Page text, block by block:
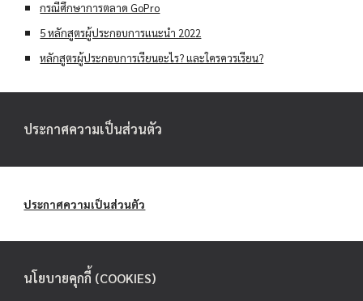
กรณีศึกษาการตลาด GoPro
5 หลักสูตรผู้ประกอบการแนะนำ 2022
หลักสูตรผู้ประกอบการเรียนอะไร? และใครควรเรียน?
ประกาศความเป็นส่วนตัว
ประกาศความเป็นส่วนตัว
นโยบายคุกกี้ (COOKIES)